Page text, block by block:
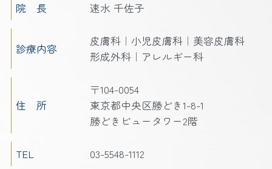
院 長 速水 千佐子
診療内容
皮膚科｜小児皮膚科｜美容皮膚科
形成外科｜アレルギー科
住 所
〒104-0054
東京都中央区勝どき1-8-1
勝どきビュータワー2階
TEL 03-5548-1112